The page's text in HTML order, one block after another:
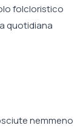
folcloristico
quotidiana
nemmeno